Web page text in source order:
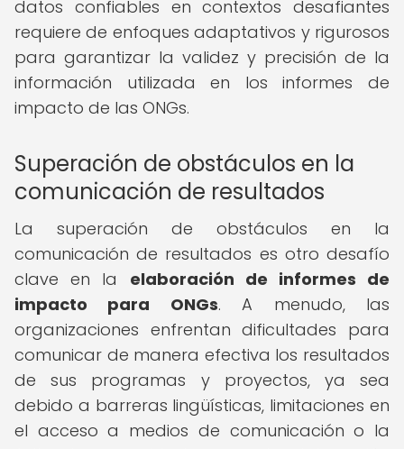
datos confiables en contextos desafiantes
requiere de enfoques adaptativos y rigurosos
para garantizar la validez y precisión de la
información utilizada en los informes de
impacto de las ONGs.
Superación de obstáculos en la
comunicación de resultados
La superación de obstáculos en la
comunicación de resultados es otro desafío
clave en la elaboración de informes de
impacto para ONGs. A menudo, las
organizaciones enfrentan dificultades para
comunicar de manera efectiva los resultados
de sus programas y proyectos, ya sea
debido a barreras lingüísticas, limitaciones en
el acceso a medios de comunicación o la